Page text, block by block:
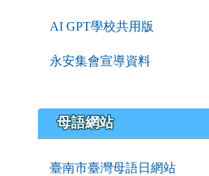
AI GPT學校共用版
永安集會宣導資料
母語網站
臺南市臺灣母語日網站